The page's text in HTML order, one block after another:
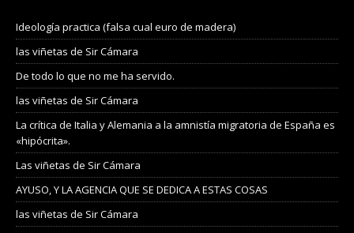
Ideología practica (falsa cual euro de madera)
las viñetas de Sir Cámara
De todo lo que no me ha servido.
las viñetas de Sir Cámara
La crítica de Italia y Alemania a la amnistía migratoria de España es
«hipócrita».
Las viñetas de Sir Cámara
AYUSO, Y LA AGENCIA QUE SE DEDICA A ESTAS COSAS
las viñetas de Sir Cámara